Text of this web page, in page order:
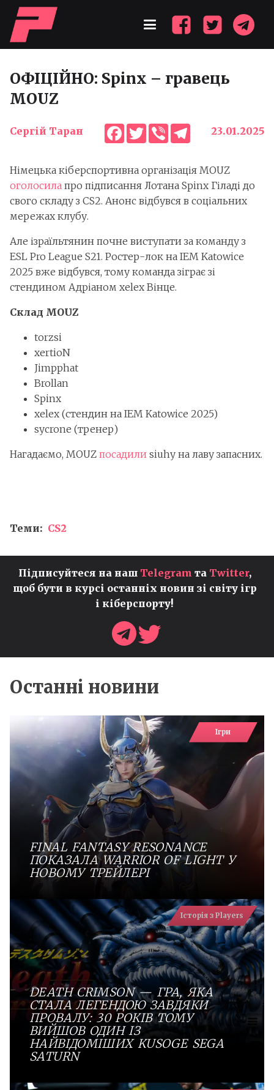
ОФІЦІЙНО: Spinx – гравець
MOUZ
Сергій Таран Facebook
Twitter
ViberTelegram
23.01.2025
Німецька кіберспортивна організація MOUZ
оголосила про підписання Лотана Spinx Гіладі до
свого складу з CS2. Анонс відбувся в соціальних
мережах клубу.
Але ізраїльтянин почне виступати за команду з
ESL Pro League S21. Ростер-лок на IEM Katowice
2025 вже відбувся, тому команда зіграє зі
стендином Адріаном xelex Вінце.
Склад MOUZ
torzsi
xertioN
Jimpphat
Brollan
Spinx
⁠xelex (стендин на IEM Katowice 2025)
sycrone (тренер)
Нагадаємо, MOUZ посадили siuhy на лаву запасних.
Теми: CS2
Підписуйтеся на наш Telegram та Twitter,
щоб бути в курсі останніх новин зі світу ігр
і кіберспорту!
Останні новини
Ігри
FINAL FANTASY RESONANCE
ПОКАЗАЛА WARRIOR OF LIGHT У
НОВОМУ ТРЕЙЛЕРІ
Історія з Players
DEATH CRIMSON — ГРА, ЯКА
СТАЛА ЛЕГЕНДОЮ ЗАВДЯКИ
ПРОВАЛУ: 30 РОКІВ ТОМУ
ВИЙШОВ ОДИН ІЗ
НАЙВІДОМІШИХ KUSOGE SEGA
SATURN